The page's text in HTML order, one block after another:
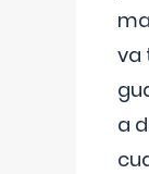
va
a